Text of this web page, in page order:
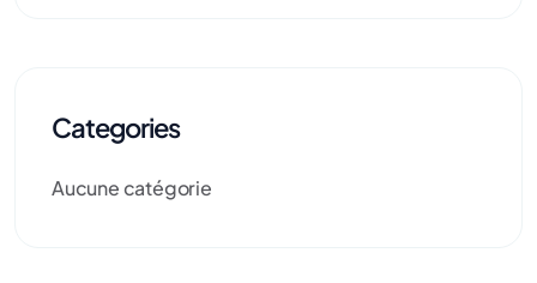
Categories
Aucune catégorie